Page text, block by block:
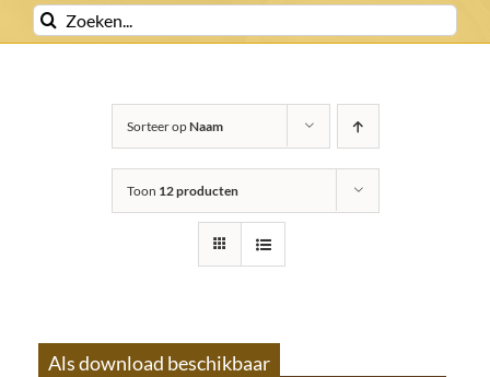
Zoeken
naar:
Sorteer opNaam
Toon 12 producten
Als download beschikbaar